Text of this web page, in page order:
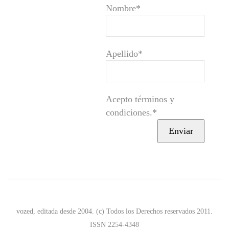
Nombre*
Apellido*
Acepto términos y
condiciones.*
vozed, editada desde 2004. (c) Todos los Derechos reservados 2011.
ISSN 2254-4348